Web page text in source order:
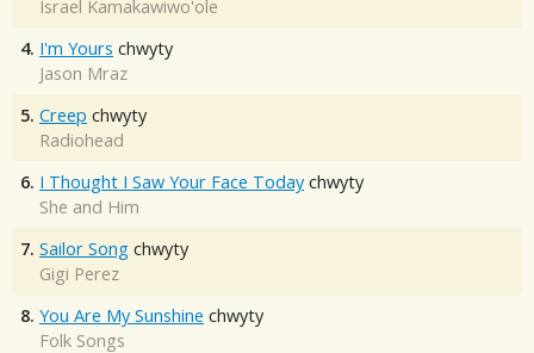
Israel Kamakawiwo'ole
4. I'm Yours chwyty
Jason Mraz
5. Creep chwyty
Radiohead
6. I Thought I Saw Your Face Today chwyty
She and Him
7. Sailor Song chwyty
Gigi Perez
8. You Are My Sunshine chwyty
Folk Songs